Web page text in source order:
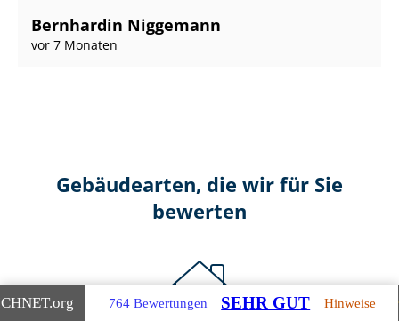
Bernhardin Niggemann
vor 7 Monaten
Gebäudearten, die wir für Sie
bewerten
.org 764 Bewertungen SEHR GUT Hinweise